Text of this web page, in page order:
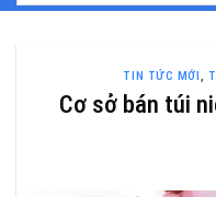
TIN TỨC MỚI ,
Cơ sở bán túi